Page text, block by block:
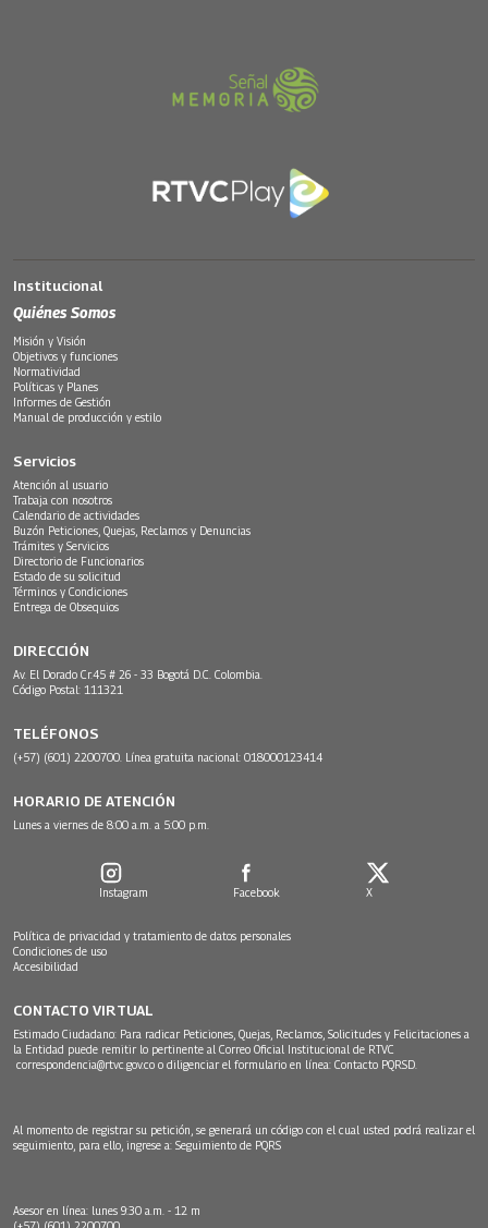
Institucional
Quiénes Somos
Misión y Visión
Objetivos y funciones
Normatividad
Políticas y Planes
Informes de Gestión
Manual de producción y estilo
Servicios
Atención al usuario
Trabaja con nosotros
Calendario de actividades
Buzón Peticiones, Quejas, Reclamos y Denuncias
Trámites y Servicios
Directorio de Funcionarios
Estado de su solicitud
Términos y Condiciones
Entrega de Obsequios
DIRECCIÓN
Av. El Dorado Cr.45 # 26 - 33 Bogotá D.C. Colombia.
Código Postal: 111321
TELÉFONOS
(+57) (601) 2200700. Línea gratuita nacional: 018000123414
HORARIO DE ATENCIÓN
Lunes a viernes de 8:00 a.m. a 5:00 p.m.
Instagram Facebook X
Política de privacidad y tratamiento de datos personales
Condiciones de uso
Accesibilidad
CONTACTO VIRTUAL
Estimado Ciudadano: Para radicar Peticiones, Quejas, Reclamos, Solicitudes y Felicitaciones a
la Entidad puede remitir lo pertinente al Correo Oficial Institucional de RTVC
correspondencia@rtvc.gov.co o diligenciar el formulario en línea: Contacto PQRSD.
Al momento de registrar su petición, se generará un código con el cual usted podrá realizar el
seguimiento, para ello, ingrese a: Seguimiento de PQRS
Asesor en línea: lunes 9:30 a.m. - 12 m